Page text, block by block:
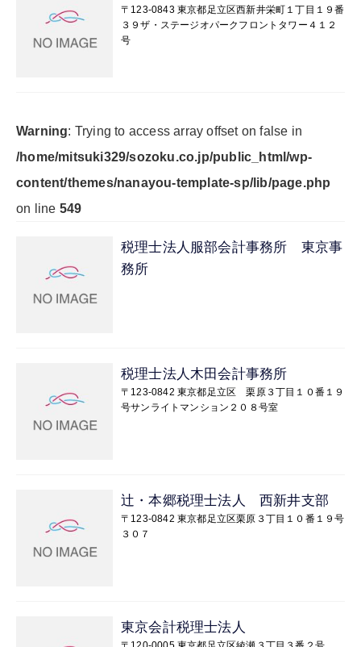
〒123-0843 東京都足立区西新井栄町１丁目１９番
３９ザ・ステージオパークフロントタワー４１２
号
Warning: Trying to access array offset on false in
/home/mitsuki329/sozoku.co.jp/public_html/wp-
content/themes/nanayou-template-sp/lib/page.php
on line 549
税理士法人服部会計事務所 東京事
務所
税理士法人木田会計事務所
〒123-0842 東京都足立区 栗原３丁目１０番１９
号サンライトマンション２０８号室
辻・本郷税理士法人 西新井支部
〒123-0842 東京都足立区栗原３丁目１０番１９号
３０７
東京会計税理士法人